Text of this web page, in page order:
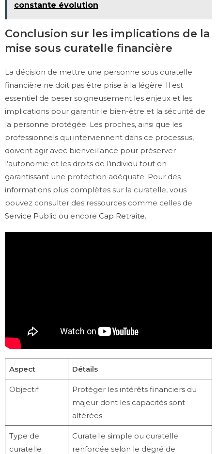
constante évolution
Conclusion sur les implications de la
mise sous curatelle financière
La décision de mettre une personne sous curatelle
financière ne doit pas être prise à la légère. Il est
essentiel de peser soigneusement les enjeux et les
implications pour garantir le bien-être et la sécurité de
la personne protégée. Les proches, ainsi que les
professionnels qui interviennent dans ce processus,
doivent agir avec bienveillance pour préserver
l’autonomie et les droits de l’individu tout en
garantissant une protection adéquate. Pour des
informations plus complètes sur la curatelle, vous
pouvez consulter des ressources comme celles de
Service Public ou encore Cap Retraite.
Aspect Détails
Objectif
Protéger les intérêts financiers du
majeur dont les capacités sont
altérées.
Type de
curatelle
Curatelle simple ou curatelle
renforcée selon le degré de